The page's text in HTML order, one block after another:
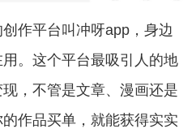
作平台叫冲呀app，身边
。这个平台最吸引人的地
，不管是文章、漫画还是
作品买单，就能获得实实